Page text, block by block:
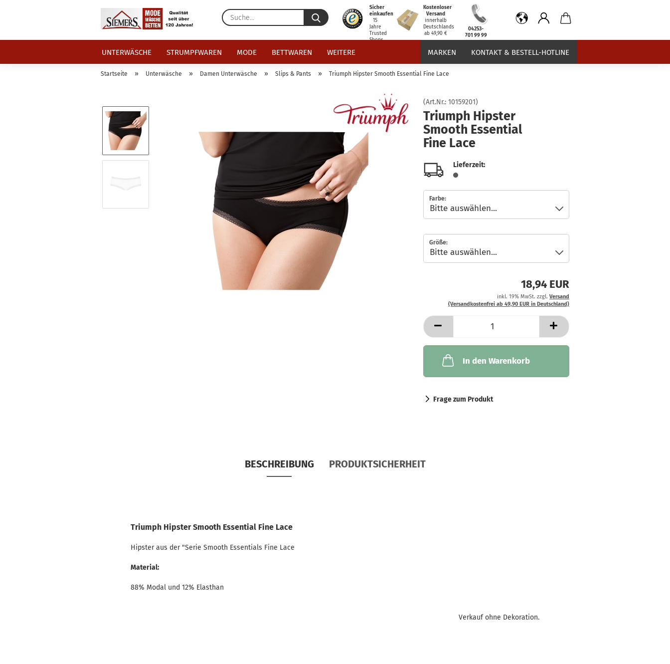
Suche...
Sicher
einkaufen
15
Jahre
Trusted
Shops
Kostenloser
Versand
innerhalb
Deutschlands
ab 49,90 €
04253-
701 99 99
UNTERWÄSCHE STRUMPFWAREN MODE BETTWAREN MARKEN KONTAKT & BESTELL-HOTLINE
WEITERE
Startseite » Unterwäsche » Damen Unterwäsche » Slips & Pants » Triumph Hipster Smooth Essential Fine Lace
(Art.Nr.: 10159201)
Triumph Hipster
Smooth Essential
Fine Lace
Lieferzeit:
Farbe:
Größe:
18,94 EUR
inkl. 19% MwSt. zzgl. Versand
(Versandkostenfrei ab 49,90 EUR in Deutschland)
In den Warenkorb
Frage zum Produkt
BESCHREIBUNG PRODUKTSICHERHEIT
Triumph Hipster Smooth Essential Fine Lace
Hipster aus der "Serie Smooth Essentials Fine Lace
Material:
88% Modal und 12% Elasthan
Verkauf ohne Dekoration.